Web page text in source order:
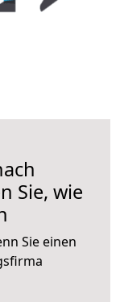
Sie, wie
Sie einen